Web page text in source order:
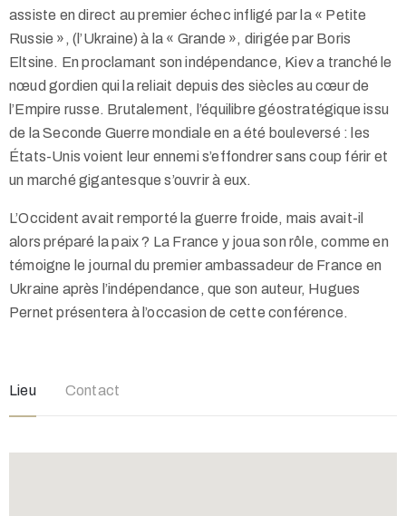
assiste en direct au premier échec infligé par la « Petite
Russie », (l’Ukraine) à la « Grande », dirigée par Boris
Eltsine. En proclamant son indépendance, Kiev a tranché le
nœud gordien qui la reliait depuis des siècles au cœur de
l’Empire russe. Brutalement, l’équilibre géostratégique issu
de la Seconde Guerre mondiale en a été bouleversé : les
États-Unis voient leur ennemi s’effondrer sans coup férir et
un marché gigantesque s’ouvrir à eux.
L’Occident avait remporté la guerre froide, mais avait-il
alors préparé la paix ? La France y joua son rôle, comme en
témoigne le journal du premier ambassadeur de France en
Ukraine après l’indépendance, que son auteur, Hugues
Pernet présentera à l’occasion de cette conférence.
Lieu Contact